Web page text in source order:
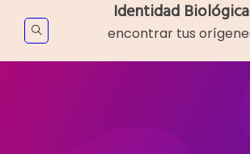
content
Identidad Biológica
encontrar tus